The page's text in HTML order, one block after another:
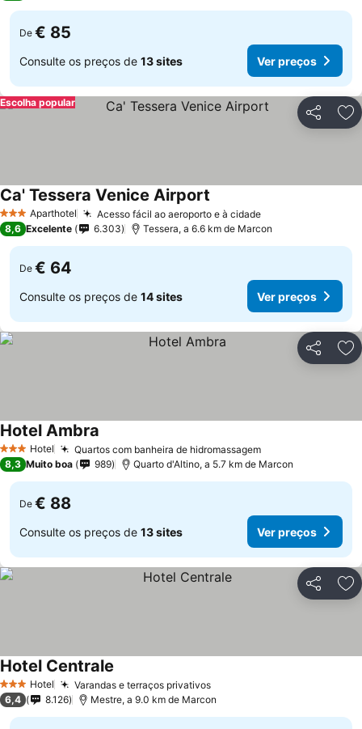
De € 85
Consulte os preços de 13 sites Ver preços
Partilhar
Escolha popular
3 EstrelasAparthotel Acesso fácil ao aeroporto e à cidade
Ca' Tessera Venice Airport
8,6 Excelente 6.303 Tessera, a 6.6 km de Marcon
De € 64
Consulte os preços de 14 sites Ver preços
Partilhar
3 EstrelasHotel Quartos com banheira de hidromassagem
Hotel Ambra
8,3 Muito boa 989 Quarto d'Altino, a 5.7 km de Marcon
De € 88
Consulte os preços de 13 sites Ver preços
Partilhar
3 EstrelasHotel Varandas e terraços privativos
Hotel Centrale
6,4 8.126 Mestre, a 9.0 km de Marcon